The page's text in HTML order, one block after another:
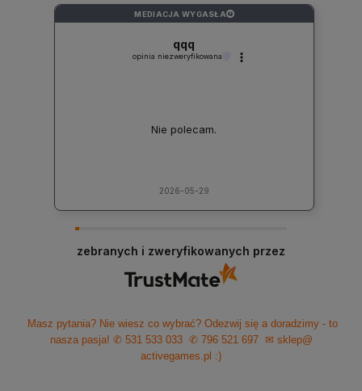
MEDIACJA WYGASŁA ?
qqq
opinia niezweryfikowana
Nie polecam.
2026-05-29
zebranych i zweryfikowanych przez
Masz pytania? Nie wiesz co wybrać? Odezwij się a doradzimy - to
nasza pasja! ✆ 531 533 033 ✆ 796 521 697
✉ sklep@
activegames.pl :)